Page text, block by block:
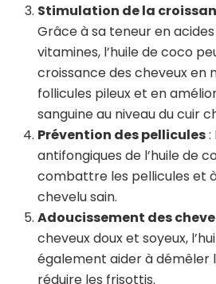
Stimulation de la
Grâce à sa teneur en
vitamines, l’huile de coco
croissance des cheveux en
follicules pileux et en
sanguine au niveau du cuir
Prévention des pellicules:
antifongiques de l’huile de
combattre les pellicules et
chevelu sain.
Adoucissement des
cheveux doux et soyeux,
également aider à démêler
réduire les frisottis.